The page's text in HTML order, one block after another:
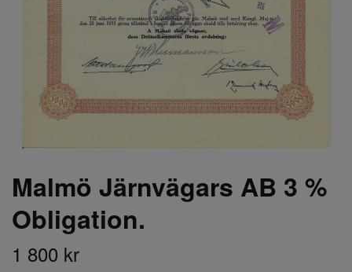
Malmö Järnvägars AB 3 %
Obligation.
1 800 kr